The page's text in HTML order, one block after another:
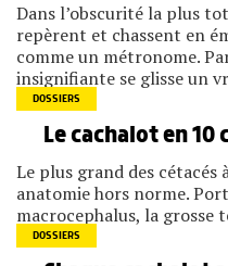
Dans l’obscurité la plus
repèrent et chassent en
comme un métronome.
insignifiante se glisse un
DOSSIERS
Le cachalot en
Le plus grand des cétacés
anatomie hors norme.
macrocephalus, la grosse
DOSSIERS